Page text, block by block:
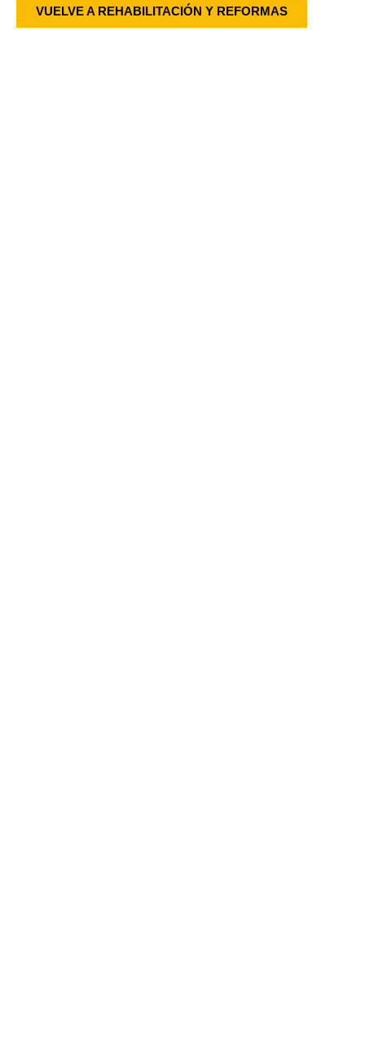
VUELVE A REHABILITACIÓN Y REFORMAS